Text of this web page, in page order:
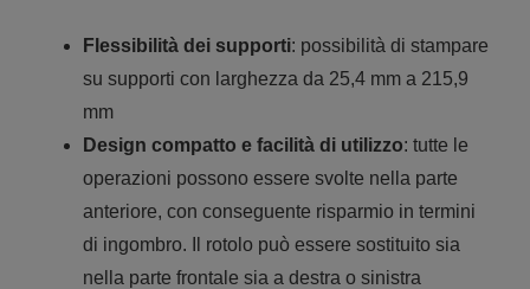
Flessibilità dei supporti: possibilità di stampare
su supporti con larghezza da 25,4 mm a 215,9
mm
Design compatto e facilità di utilizzo: tutte le
operazioni possono essere svolte nella parte
anteriore, con conseguente risparmio in termini
di ingombro. Il rotolo può essere sostituito sia
nella parte frontale sia a destra o sinistra